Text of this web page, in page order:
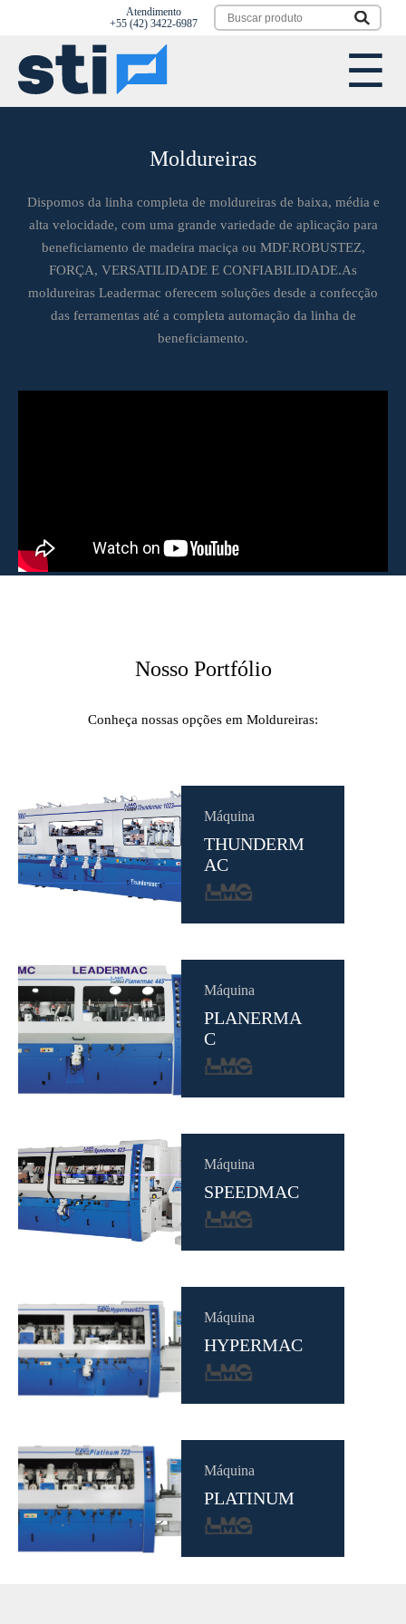
Atendimento
+55 (42) 3422-6987‬
Moldureiras
Dispomos da linha completa de moldureiras de baixa, média e
alta velocidade, com uma grande variedade de aplicação para
beneficiamento de madeira maciça ou MDF.ROBUSTEZ,
FORÇA, VERSATILIDADE E CONFIABILIDADE.As
moldureiras Leadermac oferecem soluções desde a confecção
das ferramentas até a completa automação da linha de
beneficiamento.
Nosso Portfólio
Conheça nossas opções em Moldureiras:
Máquina
THUNDERM
AC
Máquina
PLANERMA
C
Máquina
SPEEDMAC
Máquina
HYPERMAC
Máquina
PLATINUM